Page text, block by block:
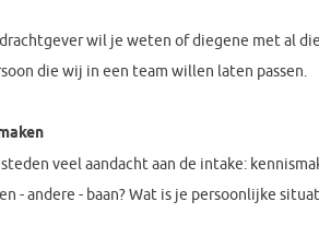
wil je weten of diegene met al
die wij in een team willen laten passen.
veel aandacht aan de intake:
- andere - baan? Wat is je persoonlijke